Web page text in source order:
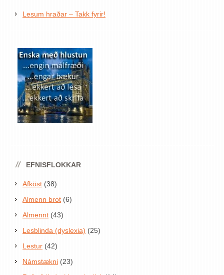
Lesum hraðar – Takk fyrir!
EFNISFLOKKAR
Afköst (38)
Almenn brot (6)
Almennt (43)
Lesblinda (dyslexia) (25)
Lestur (42)
Námstækni (23)